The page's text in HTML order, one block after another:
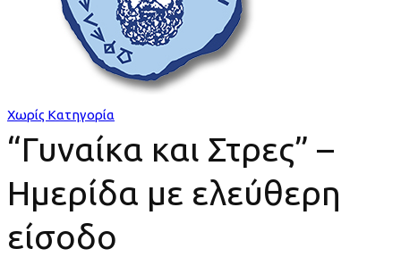
Ημερίδα
με
ελεύθερη
είσοδο
Χωρίς Κατηγορία
“Γυναίκα και Στρες” –
Ημερίδα με ελεύθερη
είσοδο